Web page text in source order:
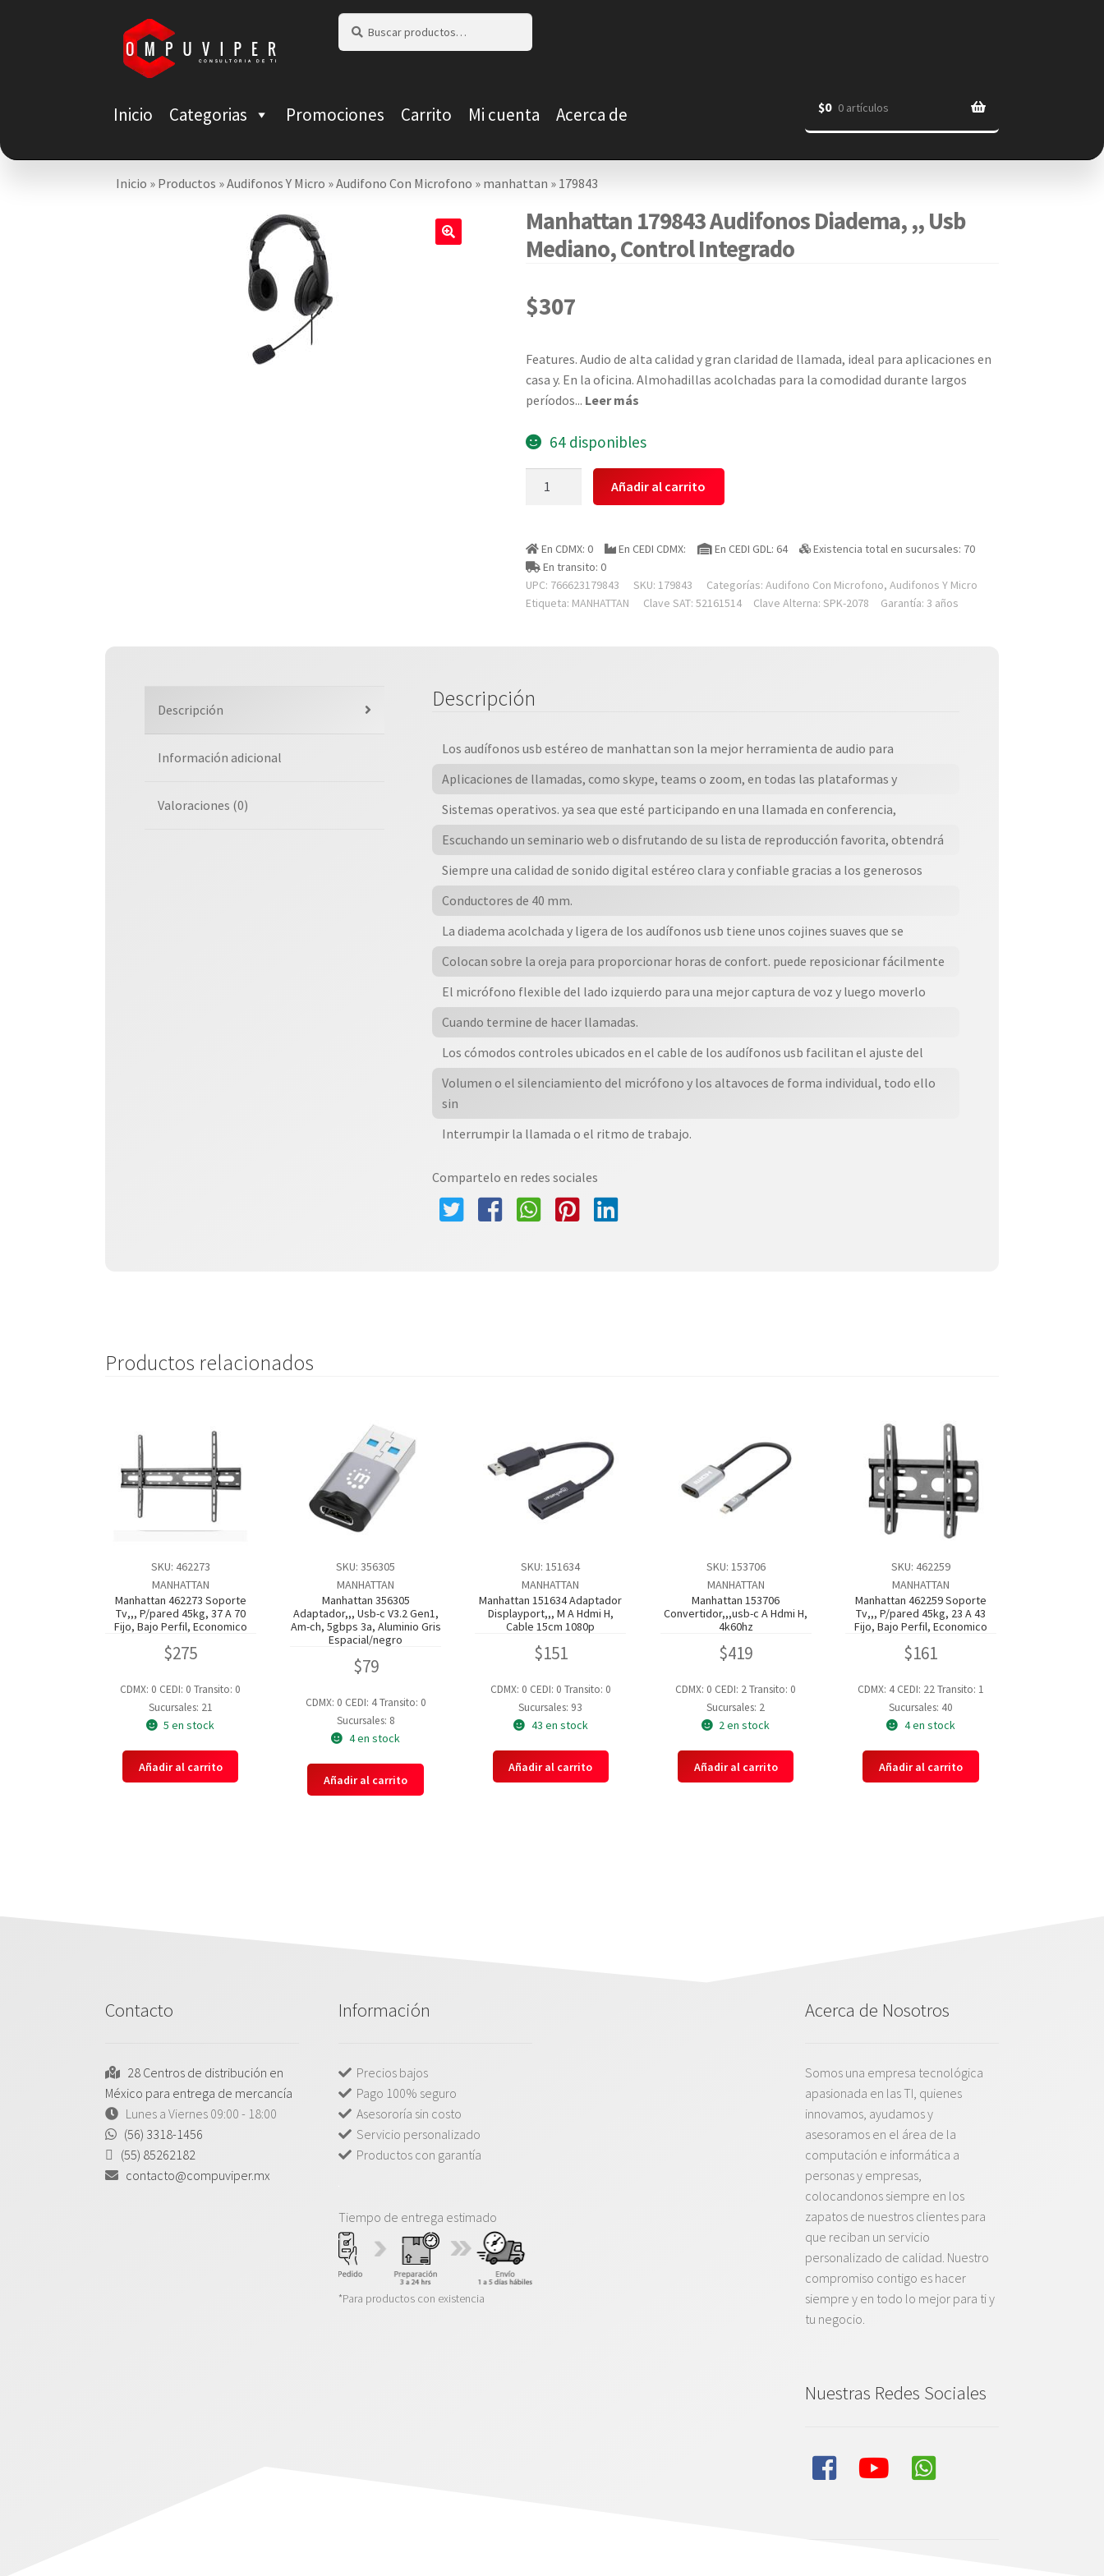
Saltar
navegación
contenido
Buscar
por:
Buscar
Inicio Categorias Promociones Carrito Mi cuenta Acerca de $0 0 artículos
Inicio » Productos »Audifonos Y Micro »Audifono Con Microfono » manhattan » 179843
Manhattan 179843 Audifonos Diadema, ,, Usb
Mediano, Control Integrado
$307
Features. Audio de alta calidad y gran claridad de llamada, ideal para aplicaciones en
casa y. En la oficina. Almohadillas acolchadas para la comodidad durante largos
períodos... Leer más
64 disponibles
Diadema,
,,
Usb
Mediano,
Añadir al carrito
En CDMX: 0 En CEDI CDMX: En CEDI GDL: 64
Existencia total en sucursales: 70
En transito: 0
UPC: 766623179843
SKU: 179843 Categorías: Audifono Con Microfono, Audifonos Y Micro
Etiqueta: MANHATTAN Clave SAT: 52161514 Clave Alterna: SPK-2078 Garantía: 3 años
Descripción
Información adicional
Valoraciones (0)
Descripción
Los audífonos usb estéreo de manhattan son la mejor herramienta de audio para
Aplicaciones de llamadas, como skype, teams o zoom, en todas las plataformas y
Sistemas operativos. ya sea que esté participando en una llamada en conferencia,
Escuchando un seminario web o disfrutando de su lista de reproducción favorita, obtendrá
Siempre una calidad de sonido digital estéreo clara y confiable gracias a los generosos
Conductores de 40 mm.
La diadema acolchada y ligera de los audífonos usb tiene unos cojines suaves que se
Colocan sobre la oreja para proporcionar horas de confort. puede reposicionar fácilmente
El micrófono flexible del lado izquierdo para una mejor captura de voz y luego moverlo
Cuando termine de hacer llamadas.
Los cómodos controles ubicados en el cable de los audífonos usb facilitan el ajuste del
Volumen o el silenciamiento del micrófono y los altavoces de forma individual, todo ello
sin
Interrumpir la llamada o el ritmo de trabajo.
Compartelo en redes sociales
Productos relacionados
SKU: 462273
MANHATTAN
Manhattan 462273 Soporte
Tv,,, P/pared 45kg, 37 A 70
Fijo, Bajo Perfil, Economico
$275
CDMX: 0 CEDI: 0Transito: 0
Sucursales: 21
5 en stock
Añadir al carrito
SKU: 356305
MANHATTAN
Manhattan 356305
Adaptador,,, Usb-c V3.2 Gen1,
Am-ch, 5gbps 3a, Aluminio Gris
Espacial/negro
$79
CDMX: 0 CEDI: 4Transito: 0
Sucursales: 8
4 en stock
Añadir al carrito
SKU: 151634
MANHATTAN
Manhattan 151634 Adaptador
Displayport,,, M A Hdmi H,
Cable 15cm 1080p
$151
CDMX: 0 CEDI: 0 Transito: 0
Sucursales: 93
43 en stock
Añadir al carrito
SKU: 153706
MANHATTAN
Manhattan 153706
Convertidor,,,usb-c A Hdmi H,
4k60hz
$419
CDMX: 0 CEDI: 2Transito: 0
Sucursales: 2
2 en stock
Añadir al carrito
SKU: 462259
MANHATTAN
Manhattan 462259 Soporte
Tv,,, P/pared 45kg, 23 A 43
Fijo, Bajo Perfil, Economico
$161
CDMX: 4 CEDI: 22Transito: 1
Sucursales: 40
4 en stock
Añadir al carrito
Contacto
28 Centros de distribución en
México para entrega de mercancía
Lunes a Viernes 09:00 - 18:00
(56) 3318-1456
(55) 85262182
contacto@compuviper.mx
Información
Precios bajos
Pago 100% seguro
Asesororía sin costo
Servicio personalizado
Productos con garantía
Tiempo de entrega estimado
*Para productos con existencia
Acerca de Nosotros
Somos una empresa tecnológica
apasionada en las TI, quienes
innovamos, ayudamos y
asesoramos en el área de la
computación e informática a
personas y empresas,
colocandonos siempre en los
zapatos de nuestros clientes para
que reciban un servicio
personalizado de calidad. Nuestro
compromiso contigo es hacer
siempre y en todo lo mejor para ti y
tu negocio.
Nuestras Redes Sociales